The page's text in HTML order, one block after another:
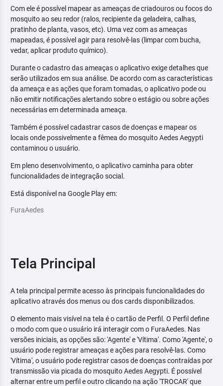
Com ele é possível mapear as ameaças de criadouros ou focos do
mosquito ao seu redor (ralos, recipiente da geladeira, calhas,
pratinho de planta, vasos, etc). Uma vez com as ameaças
mapeadas, é possível agir para resolvê-las (limpar com bucha,
vedar, aplicar produto químico).
Durante o cadastro das ameaças o aplicativo exige detalhes que
serão utilizados em sua análise. De acordo com as características
da ameaça e as ações que foram tomadas, o aplicativo pode ou
não emitir notificações alertando sobre o estágio ou sobre ações
necessárias em determinada ameaça.
Também é possível cadastrar casos de doenças e mapear os
locais onde possivelmente a fêmea do mosquito Aedes Aegypti
contaminou o usuário.
Em pleno desenvolvimento, o aplicativo caminha para obter
funcionalidades de integração social.
Está disponível na Google Play em:
FuraAedes
Tela Principal
A tela principal permite acesso às principais funcionalidades do
aplicativo através dos menus ou dos cards disponibilizados.
O elemento mais visível na tela é o cartão de Perfil. O Perfil define
o modo com que o usuário irá interagir com o FuraAedes. Nas
versões iniciais, as opções são: 'Agente' e 'Vítima'. Como 'Agente', o
usuário pode registrar ameaças e ações para resolvê-las. Como
'Vítima', o usuário pode registrar casos de doenças contraídas por
transmissão via picada do mosquito Aedes Aegypti. É possível
alternar entre um perfil e outro clicando na ação 'TROCAR' que